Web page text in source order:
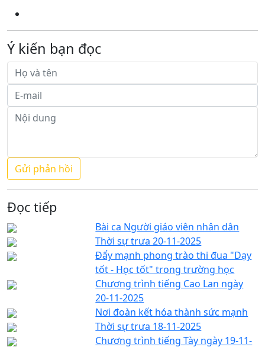
Ý kiến bạn đọc
Đọc tiếp
Bài ca Người giáo viên nhân dân
Thời sự trưa 20-11-2025
Đẩy mạnh phong trào thi đua "Dạy
tốt - Học tốt" trong trường học
Chương trình tiếng Cao Lan ngày
20-11-2025
Nơi đoàn kết hóa thành sức mạnh
Thời sự trưa 18-11-2025
Chương trình tiếng Tày ngày 19-11-